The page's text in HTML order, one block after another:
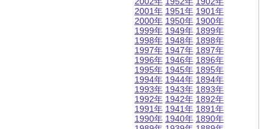
2001年
2000年
1999年
1998年
1997年
1996年
1995年
1994年
1993年
1992年
1991年
1990年
1951年
1950年
1949年
1948年
1947年
1946年
1945年
1944年
1943年
1942年
1941年
1940年
1901年
1900年
1899年
1898年
1897年
1896年
1895年
1894年
1893年
1892年
1891年
1890年